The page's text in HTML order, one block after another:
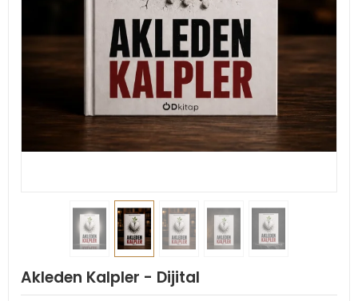
Akleden Kalpler - Dijital